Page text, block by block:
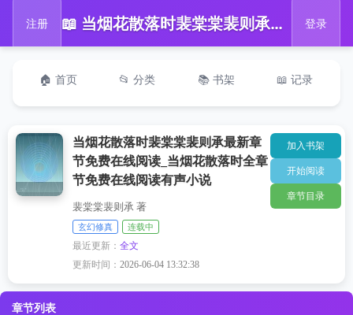
注册 📖 当烟花散落时裴棠棠裴则承最新章节免费在线阅读_当烟花散落时全章节免费在线阅读有声小说 登录
🏠 首页 📂 分类 📚 书架 📖 记录
当烟花散落时裴棠棠裴则承最新章
节免费在线阅读_当烟花散落时全章
节免费在线阅读有声小说
裴棠棠裴则承 著
玄幻修真 连载中
最近更新：全文
更新时间：2026-06-04 13:32:38
加入书架
开始阅读
章节目录
章节列表